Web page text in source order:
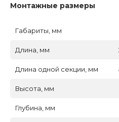
Монтажные размеры
Габариты, мм
Длина, мм
Длина одной секции, мм
Высота, мм
Глубина, мм